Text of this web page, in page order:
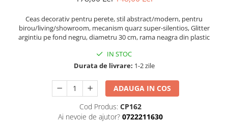
Tricou personalizat cu imaginea
sau textul tau
Tricouri familie
Tricouri drumetii
Tricouri pescari
Tricouri gameri
Ceas decorativ pentru perete, stil abstract/modern, pentru
birou/living/showroom, mecanism quarz super-silentios, Glitter
argintiu pe fond negru, diametru 30 cm, rama neagra din plastic
IN STOC
Durata de livrare: 1-2 zile
ADAUGA IN COS
Cod Produs: CP162
Ai nevoie de ajutor? 0722211630